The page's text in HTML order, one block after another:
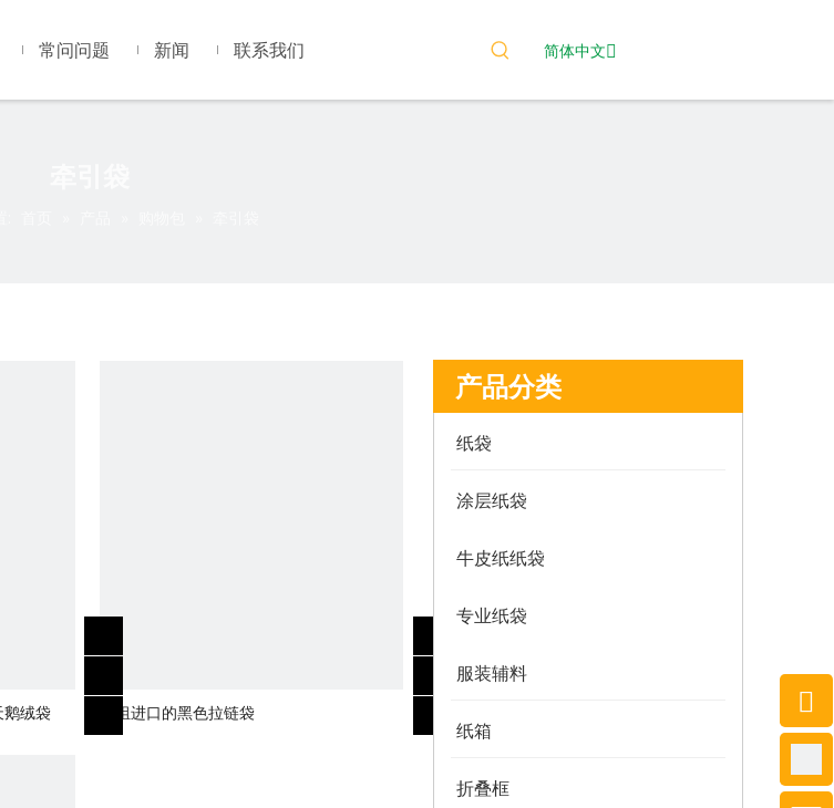
常问问题 新闻 联系我们 简体中文
鹅绒袋 一组进口的黑色拉链袋
产品分类
纸袋
涂层纸袋
牛皮纸纸袋
专业纸袋
服装辅料
纸箱
折叠框